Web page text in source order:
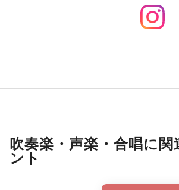
吹奏楽・声楽・合唱に
ント